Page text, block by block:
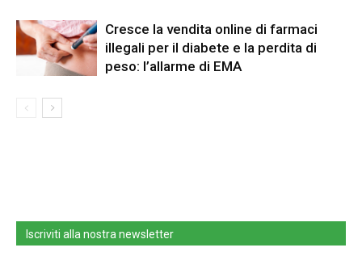
Cresce la vendita online di farmaci
illegali per il diabete e la perdita di
peso: l’allarme di EMA
Iscriviti alla nostra newsletter